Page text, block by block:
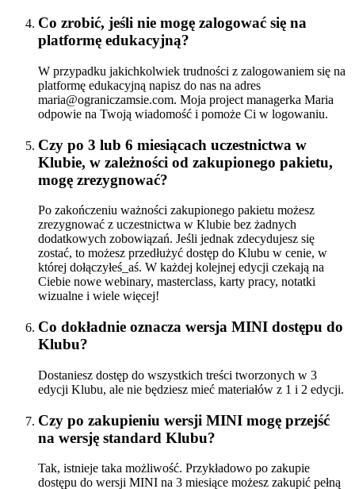
Co zrobić, jeśli nie mogę zalogować się na
platformę edukacyjną?
W przypadku jakichkolwiek trudności z zalogowaniem się na
platformę edukacyjną napisz do nas na adres
maria@ograniczamsie.com. Moja project managerka Maria
odpowie na Twoją wiadomość i pomoże Ci w logowaniu.
Czy po 3 lub 6 miesiącach uczestnictwa w
Klubie, w zależności od zakupionego pakietu,
mogę zrezygnować?
Po zakończeniu ważności zakupionego pakietu możesz
zrezygnować z uczestnictwa w Klubie bez żadnych
dodatkowych zobowiązań. Jeśli jednak zdecydujesz się
zostać, to możesz przedłużyć dostęp do Klubu w cenie, w
której dołączyłeś_aś. W każdej kolejnej edycji czekają na
Ciebie nowe webinary, masterclass, karty pracy, notatki
wizualne i wiele więcej!
Co dokładnie oznacza wersja MINI dostępu do
Klubu?
Dostaniesz dostęp do wszystkich treści tworzonych w 3
edycji Klubu, ale nie będziesz mieć materiałów z 1 i 2 edycji.
Czy po zakupieniu wersji MINI mogę przejść
na wersję standard Klubu?
Tak, istnieje taka możliwość. Przykładowo po zakupie
dostępu do wersji MINI na 3 miesiące możesz zakupić pełną